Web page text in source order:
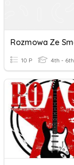
10 P 4th - 6th